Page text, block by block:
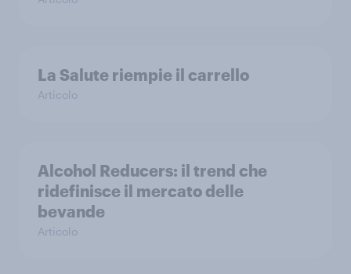
La Salute riempie il carrello
Articolo
Alcohol Reducers: il trend che
ridefinisce il mercato delle
bevande
Articolo